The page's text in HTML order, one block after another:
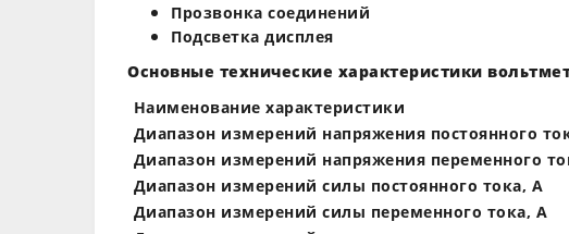
Прозвонка соединений
Подсветка дисплея
Основные технические характеристики
Наименование характеристики
Диапазон измерений напряжения постоянного
Диапазон измерений напряжения переменного
Диапазон измерений силы постоянного тока, А
Диапазон измерений силы переменного тока, А